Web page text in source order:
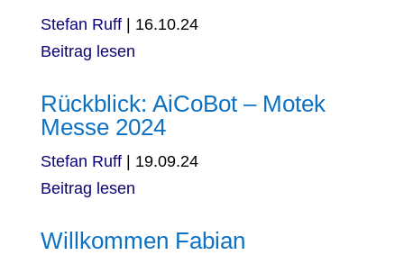
Stefan Ruff
16.10.24
Beitrag lesen
Rückblick: AiCoBot – Motek
Messe 2024
Stefan Ruff
19.09.24
Beitrag lesen
Willkommen Fabian